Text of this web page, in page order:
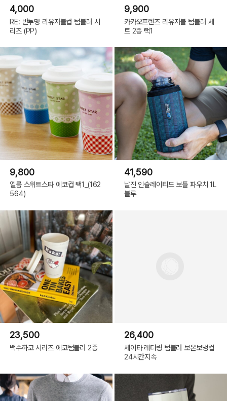
4,000
RE: 반투명 리유저블컵 텀블러 시
리즈 (PP)
9,900
카카오프렌즈 리유저블 텀블러 세
트 2종 택1
9,800
엘룸 스위트스타 에코컵 택1_(162
564)
41,590
날진 인슐레이티드 보틀 파우치 1L
블루
23,500
백수하코 시리즈 에코텀블러 2종
26,400
세이타 레터링 텀블러 보온보냉컵
24시간지속